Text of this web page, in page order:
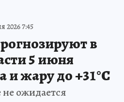
2026 7:45
в
5 июня
и жару до +31°С
ожидается